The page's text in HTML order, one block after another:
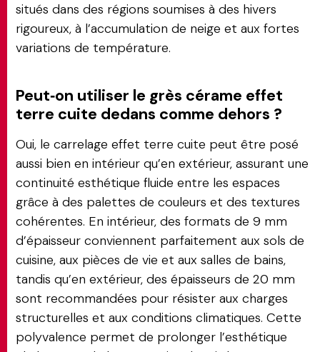
situés dans des régions soumises à des hivers
rigoureux, à l’accumulation de neige et aux fortes
variations de température.
Peut‑on utiliser le grès cérame effet
terre cuite dedans comme dehors ?
Oui, le carrelage effet terre cuite peut être posé
aussi bien en intérieur qu’en extérieur, assurant une
continuité esthétique fluide entre les espaces
grâce à des palettes de couleurs et des textures
cohérentes. En intérieur, des formats de 9 mm
d’épaisseur conviennent parfaitement aux sols de
cuisine, aux pièces de vie et aux salles de bains,
tandis qu’en extérieur, des épaisseurs de 20 mm
sont recommandées pour résister aux charges
structurelles et aux conditions climatiques. Cette
polyvalence permet de prolonger l’esthétique